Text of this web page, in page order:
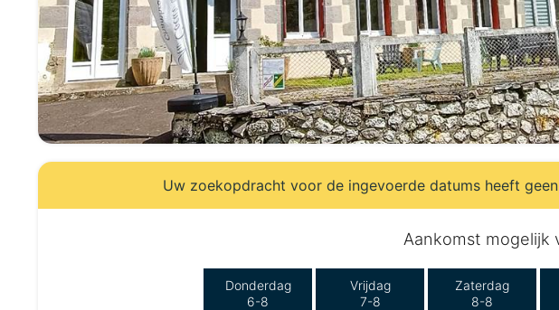
Uw zoekopdracht voor de ingevoerde datums heeft
Aankomst mogelijk
Donderdag
6-8
Vrijdag
7-8
Zaterdag
8-8